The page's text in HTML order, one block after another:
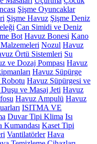
Şişme Oyuncaklar
Şişme Havuz Şişme Deniz
Can Simidi ve Deniz
Bot Havuz Bonesi Kano
Nozul Havuz
Örtü Sistemleri Su
ve Dozaj Pompası Havuz
Havuz Süpürge
Havuz Süpürgesi ve
ve Masaj Jeti Havuz
Havuz Ampulü Havuz
ISITMA VE
Duvar Tipi Klima Isı
Kumandası Kaset Tipi
Vantilatörler Hava